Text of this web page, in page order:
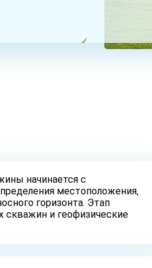
начинается с
местоположения,
горизонта. Этап
скважин и геофизические